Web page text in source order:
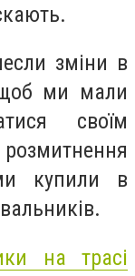
зміни в
щоб ми мали
своїм
купили в
на трасі